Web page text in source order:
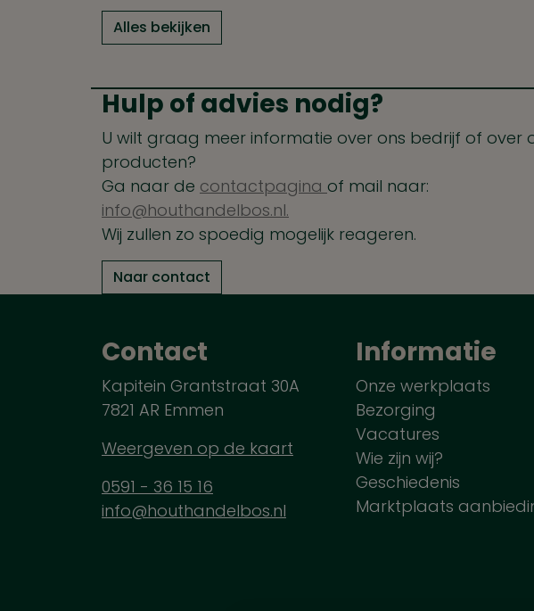
Alles bekijken
Hulp of advies nodig?
U wilt graag meer informatie over ons bedrijf of over
producten?
Ga naar de contactpagina of mail naar:
info@houthandelbos.nl.
Wij zullen zo spoedig mogelijk reageren.
Naar contact
Contact
Kapitein Grantstraat 30A
7821 AR Emmen
Weergeven op de kaart
0591 - 36 15 16
info@houthandelbos.nl
Informatie
Onze werkplaats
Bezorging
Vacatures
Wie zijn wij?
Geschiedenis
Marktplaats